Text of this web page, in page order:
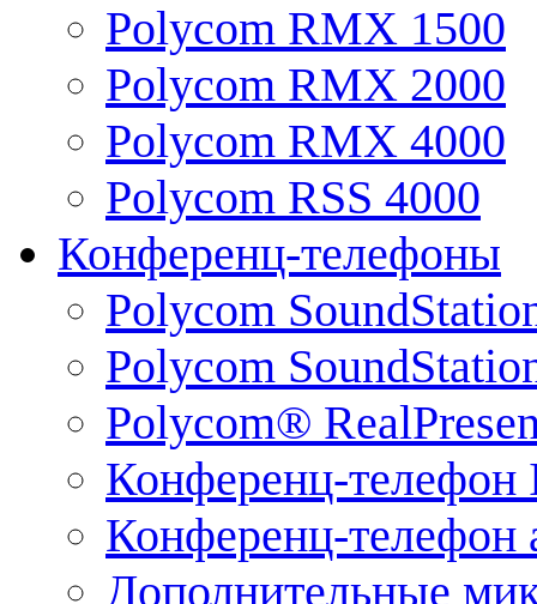
Polycom RMX 1500
Polycom RMX 2000
Polycom RMX 4000
Polycom RSS 4000
Конференц-телефоны
Polycom
Polycom
Polycom®
Конференц-телефон
Конференц-телефон
Дополнительные